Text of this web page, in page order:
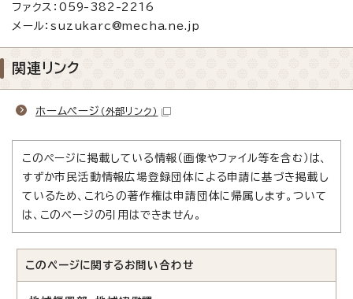
ファクス：059-382-2216
メール：suzukarc@mecha.ne.jp
関連リンク
ホームページ （外部リンク）
このページに掲載している情報（画像やファイル等を含む）は、
すずか市民活動情報広場登録団体による申請に基づき掲載し
ているため、これらの著作権は申請団体に帰属します。ついて
は、このページの引用はできません。
このページに関する お問い合わせ